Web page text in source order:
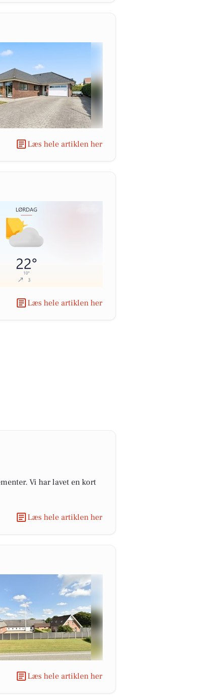
Læs hele artiklen her
Læs hele artiklen her
Vi har lavet en kort
Læs hele artiklen her
Læs hele artiklen her